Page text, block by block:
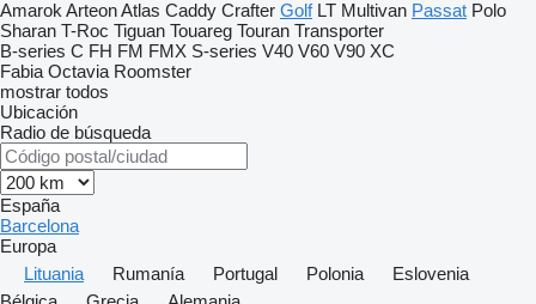
Amarok ArteonAtlas Caddy Crafter Golf LT Multivan Passat Polo
Sharan T-Roc Tiguan Touareg Touran Transporter
B-series C FH FM FMX S-series V40 V60 V90 XC
Fabia Octavia Roomster
mostrar todos
Ubicación
Radio de búsqueda
España
Barcelona
Europa
Lituania
Rumanía Portugal Polonia
Eslovenia